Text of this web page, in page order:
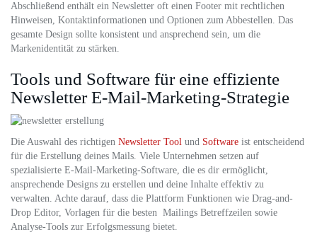
Abschließend enthält ein Newsletter oft einen Footer mit rechtlichen
Hinweisen, Kontaktinformationen und Optionen zum Abbestellen. Das
gesamte Design sollte konsistent und ansprechend sein, um die
Markenidentität zu stärken.
Tools und Software für eine effiziente
Newsletter E-Mail-Marketing-Strategie
Die Auswahl des richtigen Newsletter Tool und Software ist entscheidend
für die Erstellung deines Mails. Viele Unternehmen setzen auf
spezialisierte E-Mail-Marketing-Software, die es dir ermöglicht,
ansprechende Designs zu erstellen und deine Inhalte effektiv zu
verwalten. Achte darauf, dass die Plattform Funktionen wie Drag-and-
Drop Editor, Vorlagen für die besten Mailings Betreffzeilen sowie
Analyse-Tools zur Erfolgsmessung bietet.